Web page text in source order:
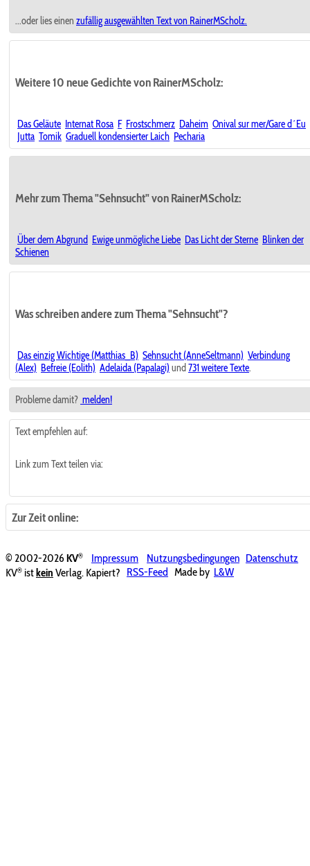
...oder lies einen zufällig ausgewählten Text von RainerMScholz.
Weitere 10 neue Gedichte von RainerMScholz:
Das Geläute Internat Rosa F Frostschmerz Daheim Onival sur mer/Gare d´Eu
Jutta Tomik Graduell kondensierter Laich Pecharia
Mehr zum Thema "Sehnsucht" von RainerMScholz:
Über dem Abgrund Ewige unmögliche Liebe Das Licht der Sterne Blinken der
Schienen
Was schreiben andere zum Thema "Sehnsucht"?
Das einzig Wichtige (Matthias_B) Sehnsucht (AnneSeltmann) Verbindung
(Alex) Befreie (Eolith) Adelaida (Papalagi) und 731 weitere Texte.
Probleme damit? melden!
Text empfehlen auf:
Link zum Text teilen via:
Zur Zeit online:
© 2002-2026KV® Impressum Nutzungsbedingungen Datenschutz
KV® istkein Verlag. Kapiert? RSS-Feed Made by L&W